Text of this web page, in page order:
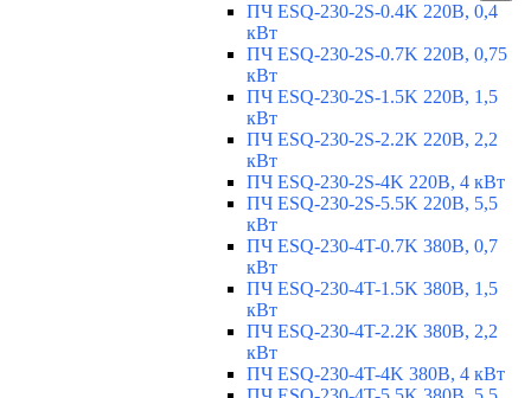
ПЧ ESQ-230-2S-0.4K 220В, 0,4
кВт
ПЧ ESQ-230-2S-0.7K 220В, 0,75
кВт
ПЧ ESQ-230-2S-1.5K 220В, 1,5
кВт
ПЧ ESQ-230-2S-2.2K 220В, 2,2
кВт
ПЧ ESQ-230-2S-4K 220В, 4 кВт
ПЧ ESQ-230-2S-5.5K 220В, 5,5
кВт
ПЧ ESQ-230-4T-0.7K 380В, 0,7
кВт
ПЧ ESQ-230-4T-1.5K 380В, 1,5
кВт
ПЧ ESQ-230-4T-2.2K 380В, 2,2
кВт
ПЧ ESQ-230-4T-4K 380В, 4 кВт